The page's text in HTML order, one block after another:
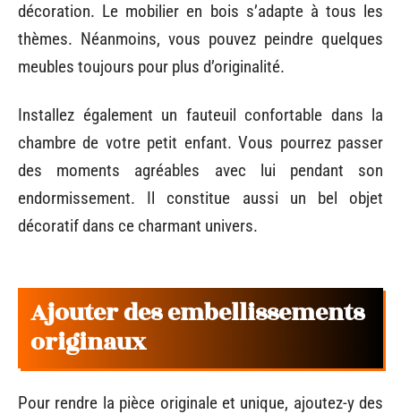
décoration. Le mobilier en bois s’adapte à tous les
thèmes. Néanmoins, vous pouvez peindre quelques
meubles toujours pour plus d’originalité.
Installez également un fauteuil confortable dans la
chambre de votre petit enfant. Vous pourrez passer
des moments agréables avec lui pendant son
endormissement. Il constitue aussi un bel objet
décoratif dans ce charmant univers.
Ajouter des embellissements
originaux
Pour rendre la pièce originale et unique, ajoutez-y des